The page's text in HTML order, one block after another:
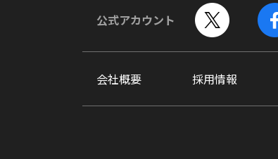
公式アカウント
会社概要 採用情報